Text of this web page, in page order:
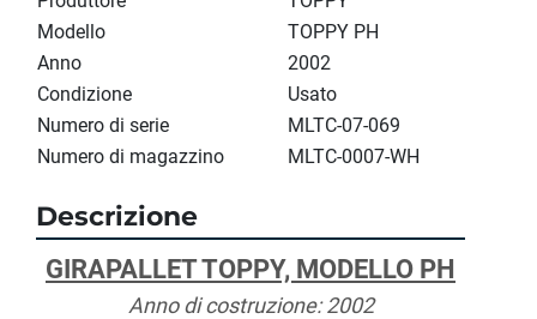
Modello
TOPPY PH
Anno
2002
Condizione
Usato
Numero di serie
MLTC-07-069
Numero di magazzino
MLTC-0007-WH
Descrizione
GIRAPALLET TOPPY, MODELLO PH
Anno di costruzione: 2002